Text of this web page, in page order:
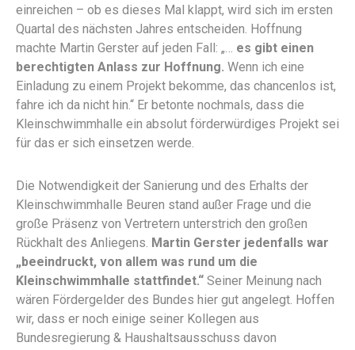
einreichen – ob es dieses Mal klappt, wird sich im ersten
Quartal des nächsten Jahres entscheiden. Hoffnung
machte Martin Gerster auf jeden Fall: „… es gibt einen
berechtigten Anlass zur Hoffnung. Wenn ich eine
Einladung zu einem Projekt bekomme, das chancenlos ist,
fahre ich da nicht hin.“ Er betonte nochmals, dass die
Kleinschwimmhalle ein absolut förderwürdiges Projekt sei
für das er sich einsetzen werde.
Die Notwendigkeit der Sanierung und des Erhalts der
Kleinschwimmhalle Beuren stand außer Frage und die
große Präsenz von Vertretern unterstrich den großen
Rückhalt des Anliegens. Martin Gerster jedenfalls war
„beeindruckt, von allem was rund um die
Kleinschwimmhalle stattfindet.“ Seiner Meinung nach
wären Fördergelder des Bundes hier gut angelegt. Hoffen
wir, dass er noch einige seiner Kollegen aus
Bundesregierung & Haushaltsausschuss davon